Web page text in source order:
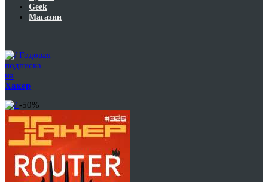
Geek
Магазин
Годовая
подписка
на
Хакер
-50%